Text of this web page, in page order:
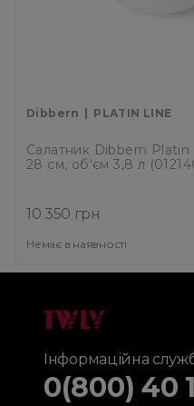
Dibbern PLATIN LINE
Салатник Dibbern Platin
28 см, об'єм 3,8 л
10 350 грн
Немає в наявності
Інформаційна
0(800) 40